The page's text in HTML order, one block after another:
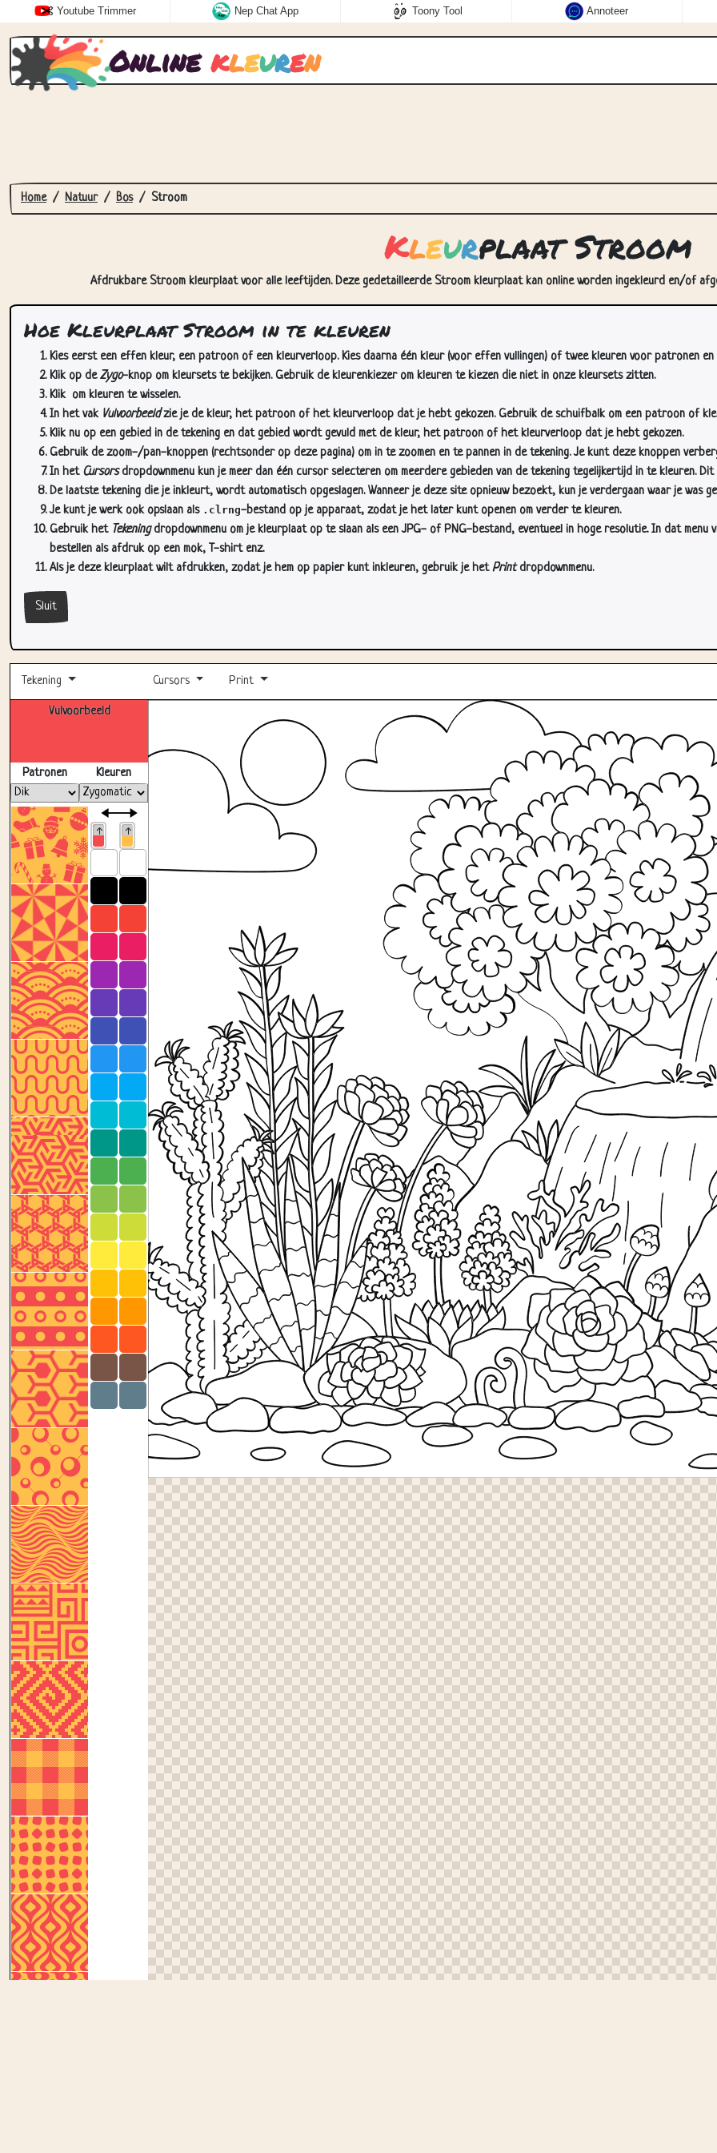
Youtube Trimmer Nep Chat App Toony Tool Annoteer
Online kleuren
Home Natuur Bos Stroom
Kleurplaat Stroom
Afdrukbare Stroom kleurplaat voor alle leeftijden. Deze gedetailleerde Stroom kleurplaat kan online worden ingekleurd en/of
Hoe Kleurplaat Stroom in te kleuren
Kies eerst een effen kleur, een patroon of een kleurverloop. Kies daarna één kleur (voor effen vullingen) of twee kleuren voor patronen en
Klik op deZygo-knop om kleursets te bekijken. Gebruik de kleurenkiezer om kleuren te kiezen die niet in onze kleursets zitten.
Klik om kleuren te wisselen.
In het vak Vulvoorbeeldzie je de kleur, het patroon of het kleurverloop dat je hebt gekozen. Gebruik de schuifbalk om een patroon of
Klik nu op een gebied in de tekening en dat gebied wordt gevuld met de kleur, het patroon of het kleurverloop dat je hebt gekozen.
Gebruik de zoom-/pan-knoppen (rechtsonder op deze pagina) om in te zoomen en te pannen in de tekening. Je kunt deze knoppen
In het Cursorsdropdownmenu kun je meer dan één cursor selecteren om meerdere gebieden van de tekening tegelijkertijd in te kleuren. Dit
De laatste tekening die je inkleurt, wordt automatisch opgeslagen. Wanneer je deze site opnieuw bezoekt, kun je verdergaan waar je was
Je kunt je werk ook opslaan als .clrng-bestand op je apparaat, zodat je het later kunt openen om verder te kleuren.
Gebruik het Tekeningdropdownmenu om je kleurplaat op te slaan als een JPG- of PNG-bestand, eventueel in hoge resolutie. In dat
bestellen als afdruk op een mok, T-shirt enz.
Als je deze kleurplaat wilt afdrukken, zodat je hem op papier kunt inkleuren, gebruik je hetPrintdropdownmenu.
Sluit
Tekening Cursors Print
Vulvoorbeeld
Patronen Kleuren